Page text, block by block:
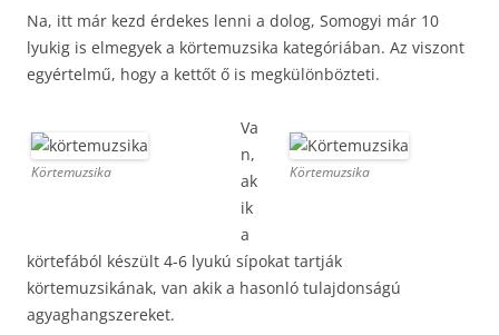
Na, itt már kezd érdekes lenni a dolog, Somogyi már 10
lyukig is elmegyek a körtemuzsika kategóriában. Az viszont
egyértelmű, hogy a kettőt ő is megkülönbözteti.
Körtemuzsika Körtemuzsika
Va
n,
ak
ik
a
körtefából készült 4-6 lyukú sípokat tartják
körtemuzsikának, van akik a hasonló tulajdonságú
agyaghangszereket.